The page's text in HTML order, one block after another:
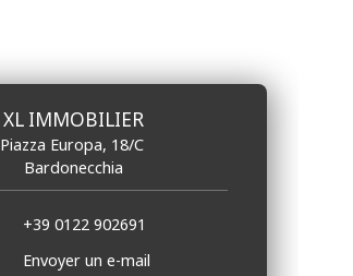
XL IMMOBILIER
Piazza Europa, 18/C
Bardonecchia
+39 0122 902691
Envoyer un e-mail